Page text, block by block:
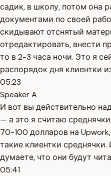
садик, в школу, потом она
документами по своей
скидывают отснятый
отредактировать, внести
то в 2-3 часа ночи. Это я
распорядок дня клиентки
05:23
Speaker A
И вот вы действительно
— а это я считаю
70-100 долларов на
такие клиентки
думаете, что они будут
05:41